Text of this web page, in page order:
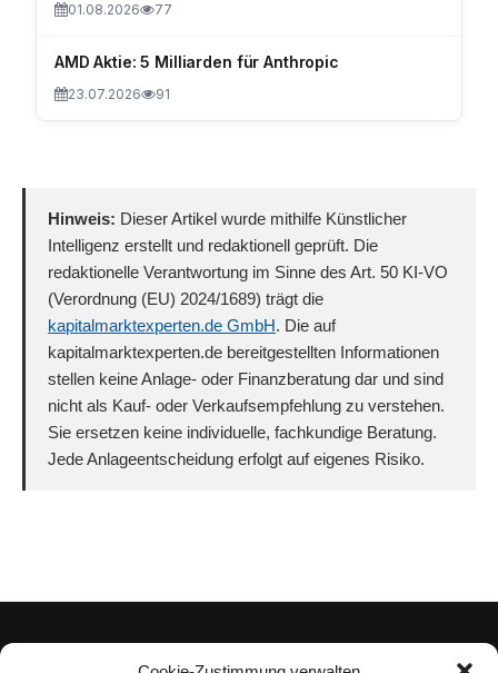
01.08.2026 77
AMD Aktie: 5 Milliarden für Anthropic
23.07.2026 91
Hinweis: Dieser Artikel wurde mithilfe Künstlicher
Intelligenz erstellt und redaktionell geprüft. Die
redaktionelle Verantwortung im Sinne des Art. 50 KI-VO
(Verordnung (EU) 2024/1689) trägt die
kapitalmarktexperten.de GmbH. Die auf
kapitalmarktexperten.de bereitgestellten Informationen
stellen keine Anlage- oder Finanzberatung dar und sind
nicht als Kauf- oder Verkaufsempfehlung zu verstehen.
Sie ersetzen keine individuelle, fachkundige Beratung.
Jede Anlageentscheidung erfolgt auf eigenes Risiko.